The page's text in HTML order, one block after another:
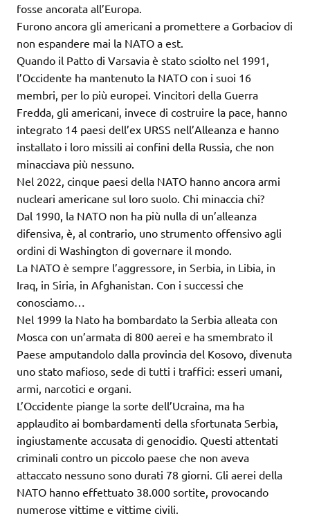
fosse ancorata all’Europa.
Furono ancora gli americani a promettere a Gorbaciov di
non espandere mai la NATO a est.
Quando il Patto di Varsavia è stato sciolto nel 1991,
l’Occidente ha mantenuto la NATO con i suoi 16
membri, per lo più europei. Vincitori della Guerra
Fredda, gli americani, invece di costruire la pace, hanno
integrato 14 paesi dell’ex URSS nell’Alleanza e hanno
installato i loro missili ai confini della Russia, che non
minacciava più nessuno.
Nel 2022, cinque paesi della NATO hanno ancora armi
nucleari americane sul loro suolo. Chi minaccia chi?
Dal 1990, la NATO non ha più nulla di un’alleanza
difensiva, è, al contrario, uno strumento offensivo agli
ordini di Washington di governare il mondo.
La NATO è sempre l’aggressore, in Serbia, in Libia, in
Iraq, in Siria, in Afghanistan. Con i successi che
conosciamo…
Nel 1999 la Nato ha bombardato la Serbia alleata con
Mosca con un’armata di 800 aerei e ha smembrato il
Paese amputandolo dalla provincia del Kosovo, divenuta
uno stato mafioso, sede di tutti i traffici: esseri umani,
armi, narcotici e organi.
L’Occidente piange la sorte dell’Ucraina, ma ha
applaudito ai bombardamenti della sfortunata Serbia,
ingiustamente accusata di genocidio. Questi attentati
criminali contro un piccolo paese che non aveva
attaccato nessuno sono durati 78 giorni. Gli aerei della
NATO hanno effettuato 38.000 sortite, provocando
numerose vittime e vittime civili.